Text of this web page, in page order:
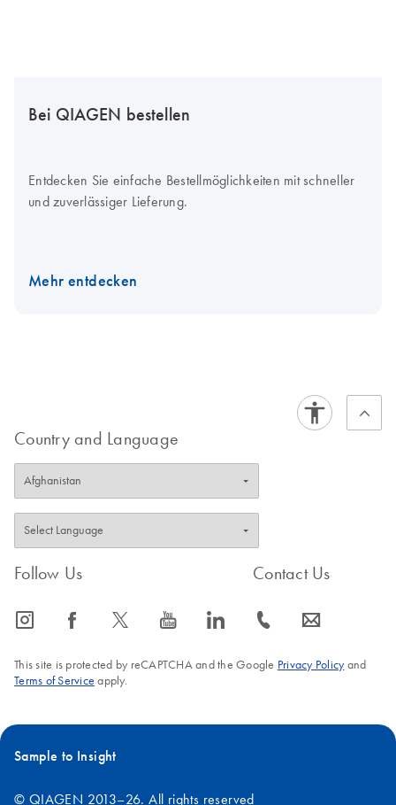
Bei QIAGEN bestellen
Entdecken Sie einfache Bestellmöglichkeiten mit schneller
und zuverlässiger Lieferung.
Mehr entdecken
Country and Language
Follow Us
icon_0065_instagram-s icon_0064_facebook-s icon_0340_cc_gen_x-s icon_0077_youtube-s icon_0066_linkedin-s
Contact Us
icon_0072_phone-s icon_0063_envelope-s
This site is protected by reCAPTCHA and the Google Privacy Policyand
Terms of Service apply.
Sample to Insight
© QIAGEN 2013–26. All rights reserved